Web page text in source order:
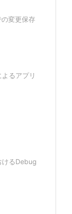
変更保存
るアプリ
けるDebug